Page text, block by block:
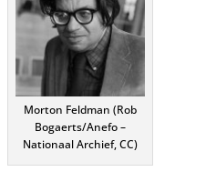
Morton Feldman (Rob
Bogaerts/Anefo –
Nationaal Archief, CC)